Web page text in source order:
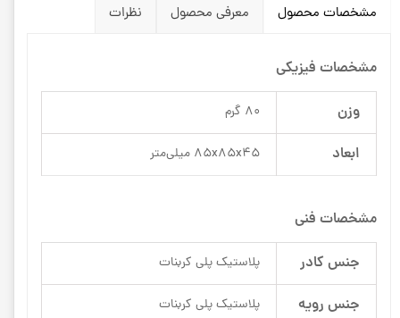
مشخصات محصول معرفی محصول نظرات
مشخصات فیزیکی
وزن 80 گرم
ابعاد 85x85x45 میلی‌متر
مشخصات فنی
جنس کادر پلاستیک پلی کربنات
جنس رویه پلاستیک پلی کربنات